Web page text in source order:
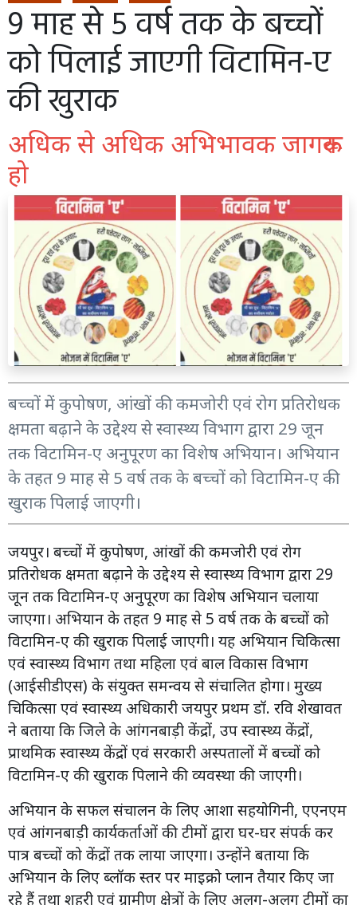
9 माह से 5 वर्ष तक के बच्चों
को पिलाई जाएगी विटामिन-ए
की खुराक
अधिक से अधिक अभिभावक जागरूक
हो
बच्चों में कुपोषण, आंखों की कमजोरी एवं रोग प्रतिरोधक
क्षमता बढ़ाने के उद्देश्य से स्वास्थ्य विभाग द्वारा 29 जून
तक विटामिन-ए अनुपूरण का विशेष अभियान। अभियान
के तहत 9 माह से 5 वर्ष तक के बच्चों को विटामिन-ए की
खुराक पिलाई जाएगी।
जयपुर। बच्चों में कुपोषण, आंखों की कमजोरी एवं रोग
प्रतिरोधक क्षमता बढ़ाने के उद्देश्य से स्वास्थ्य विभाग द्वारा 29
जून तक विटामिन-ए अनुपूरण का विशेष अभियान चलाया
जाएगा। अभियान के तहत 9 माह से 5 वर्ष तक के बच्चों को
विटामिन-ए की खुराक पिलाई जाएगी। यह अभियान चिकित्सा
एवं स्वास्थ्य विभाग तथा महिला एवं बाल विकास विभाग
(आईसीडीएस) के संयुक्त समन्वय से संचालित होगा। मुख्य
चिकित्सा एवं स्वास्थ्य अधिकारी जयपुर प्रथम डॉ. रवि शेखावत
ने बताया कि जिले के आंगनबाड़ी केंद्रों, उप स्वास्थ्य केंद्रों,
प्राथमिक स्वास्थ्य केंद्रों एवं सरकारी अस्पतालों में बच्चों को
विटामिन-ए की खुराक पिलाने की व्यवस्था की जाएगी।
अभियान के सफल संचालन के लिए आशा सहयोगिनी, एएनएम
एवं आंगनबाड़ी कार्यकर्ताओं की टीमों द्वारा घर-घर संपर्क कर
पात्र बच्चों को केंद्रों तक लाया जाएगा। उन्होंने बताया कि
अभियान के लिए ब्लॉक स्तर पर माइक्रो प्लान तैयार किए जा
रहे हैं तथा शहरी एवं ग्रामीण क्षेत्रों के लिए अलग-अलग टीमों का